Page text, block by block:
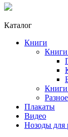
Каталог
Книги
Книги
Книги
Разное
Плакаты
Видео
Нозоды для